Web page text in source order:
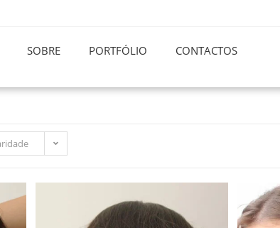
SOBRE PORTFÓLIO CONTACTOS